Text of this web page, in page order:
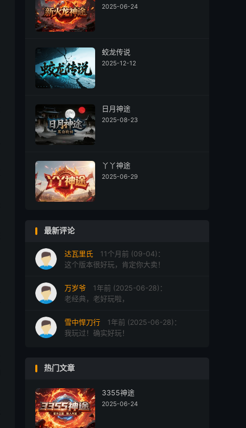
2025-06-24
蛟龙传说
2025-12-12
日月神途
2025-08-23
丫丫神途
2025-06-29
最新评论
达瓦里氏
11个月前 (09-04)：
这个版本很好玩，肯定你大卖！
万岁爷
1年前 (2025-06-28)：
老经典，老好玩啦，
雪中悍刀行
1年前 (2025-06-28)：
我玩过！确实好玩！
热门文章
3355神途
2025-06-24